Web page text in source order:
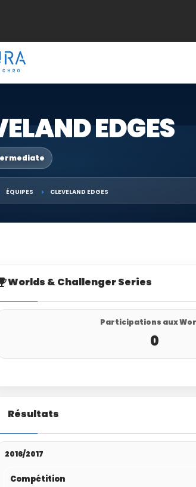
EDGES
ÉQUIPES CLEVELAND EDGES
Worlds & Challenger Series
Participations aux
0
Résultats
2016/2017
Compétition